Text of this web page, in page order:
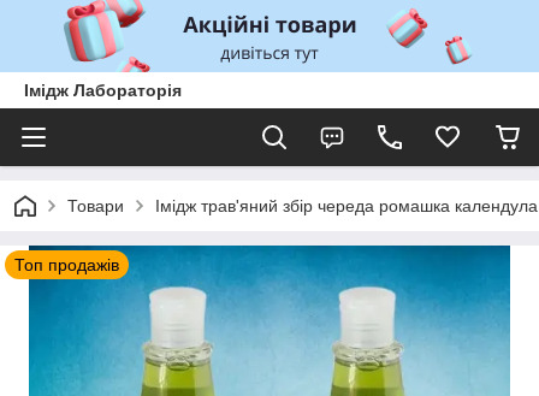
Імідж Лабораторія
Товари Імідж трав'яний збір череда ромашка
Топ продажів